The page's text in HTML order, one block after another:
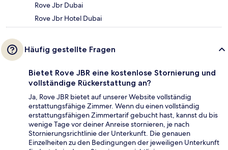
Rove Jbr Dubai
Rove Jbr Hotel Dubai
Häufig gestellte Fragen
Bietet Rove JBR eine kostenlose Stornierung und
vollständige Rückerstattung an?
Ja, Rove JBR bietet auf unserer Website vollständig
erstattungsfähige Zimmer. Wenn du einen vollständig
erstattungsfähigen Zimmertarif gebucht hast, kannst du bis
wenige Tage vor deiner Anreise stornieren, je nach
Stornierungsrichtlinie der Unterkunft. Die genauen
Einzelheiten zu den Bedingungen der jeweiligen Unterkunft